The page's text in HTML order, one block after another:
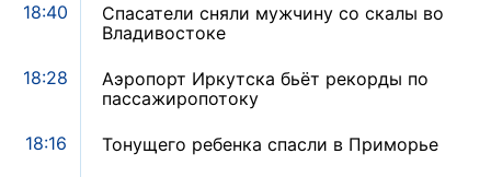
18:40
Спасатели сняли мужчину со скалы во
Владивостоке
18:28
Аэропорт Иркутска бьёт рекорды по
пассажиропотоку
18:16 Тонущего ребенка спасли в Приморье